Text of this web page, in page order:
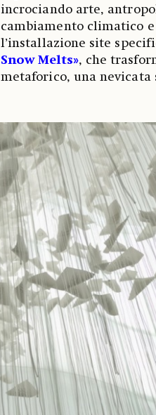
incrociando arte,
cambiamento climatico e
l’installazione site
Snow Melts», che
metaforico, una nevicata